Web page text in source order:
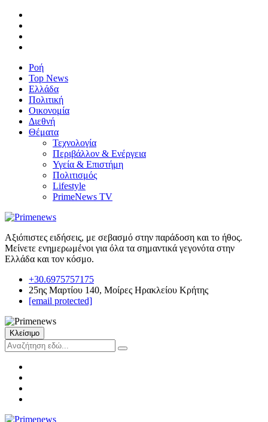
Ροή
Top News
Ελλάδα
Πολιτική
Οικονομία
Διεθνή
Θέματα
Τεχνολογία
Περιβάλλον & Ενέργεια
Υγεία & Επιστήμη
Πολιτισμός
Lifestyle
PrimeNews TV
Αξιόπιστες ειδήσεις, με σεβασμό στην παράδοση και το ήθος.
Μείνετε ενημερωμένοι για όλα τα σημαντικά γεγονότα στην
Ελλάδα και τον κόσμο.
+30.6975757175
25ης Μαρτίου 140, Μοίρες Ηρακλείου Κρήτης
[email protected]
Κλείσιμο